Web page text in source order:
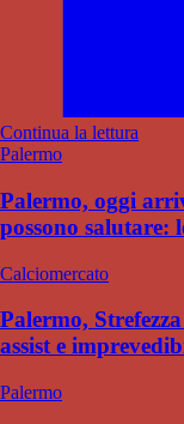
Continua la lettura
Palermo
Palermo, oggi
possono salutare:
Calciomercato
Palermo,
assist e
Palermo